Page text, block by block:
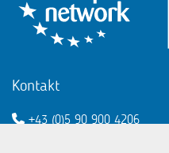
Kontakt
+43 (0)5 90 900 4206